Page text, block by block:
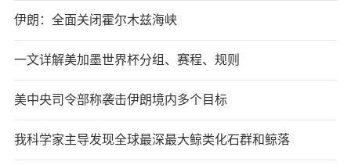
伊朗：全面关闭霍尔木兹海峡
一文详解美加墨世界杯分组、赛程、规则
美中央司令部称袭击伊朗境内多个目标
我科学家主导发现全球最深最大鲸类化石群和鲸落